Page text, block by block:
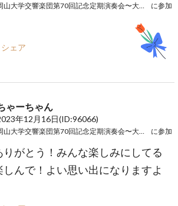
に参加
シェア
ゃーちゃん
年12月16日(ID:96066)
に参加
りがとう！みんな楽しみにしてる
しんで！よい思い出になりますよ